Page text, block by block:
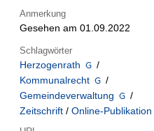
Anmerkung
Gesehen am 01.09.2022
Schlagwörter
Herzogenrath
/
Kommunalrecht
/
Gemeindeverwaltung
/
Zeitschrift / Online-Publikation